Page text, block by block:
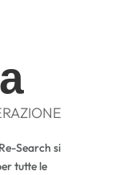
Search si
tutte le